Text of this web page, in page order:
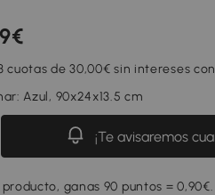
cuotas de 30,00€ sin intereses con
Azul, 90x24x13.5 cm
¡Te avisaremos
ganas 90 puntos = 0,90€.